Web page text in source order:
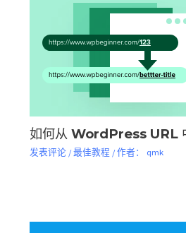
如何从 WordPress URL
发表评论 /最佳教程 / 作者： qmk